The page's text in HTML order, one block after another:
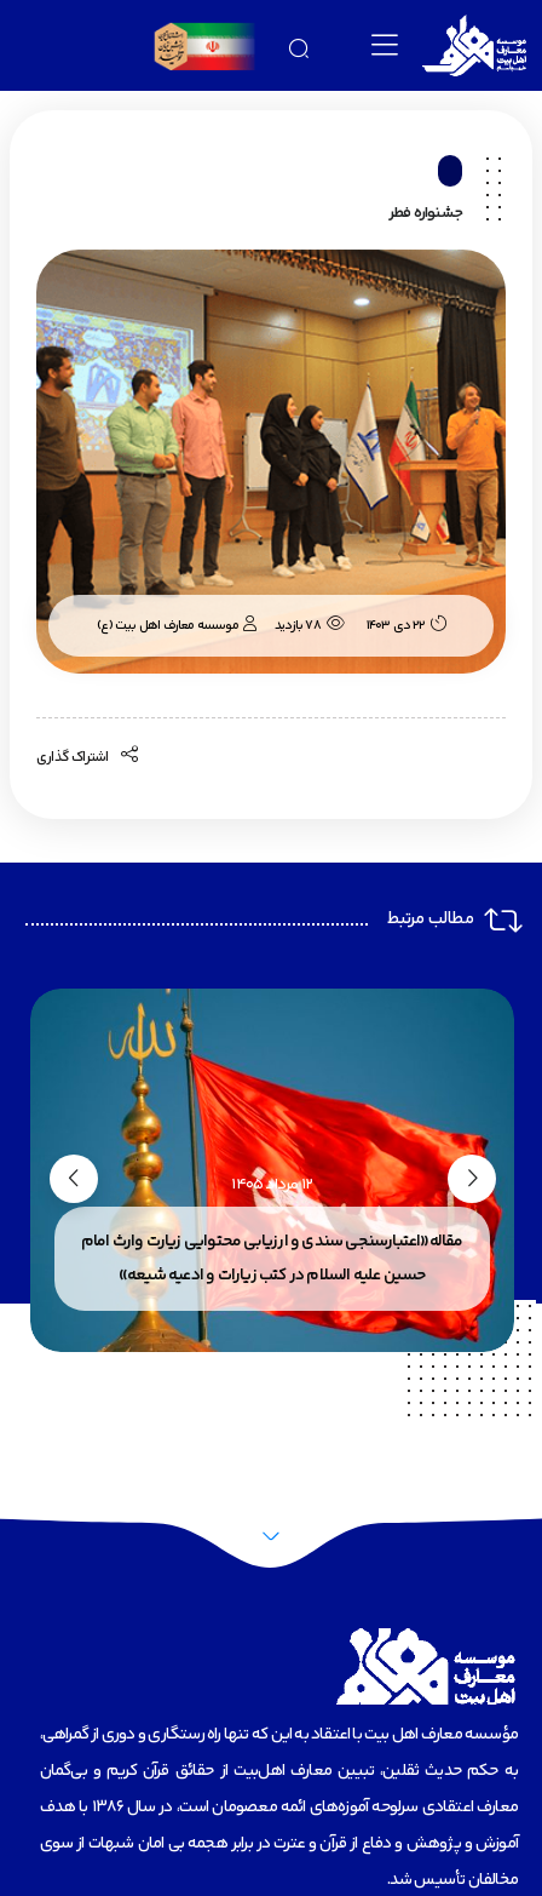
جشنواره فطر
22 دی 1403 78 بازدید موسسه معارف اهل بیت (ع)
اشتراک گذاری
مطالب مرتبط
12 مرداد 1405
مقاله«اعتبارسنجی سندی و ارزیابی محتوایی زیارت وارث امام
حسین علیه السلام در کتب زیارات و ادعیه شیعه»
مؤسسه‌ معارف اهل بیت با اعتقاد به این که تنها راه رستگاری و دوری از گمراهی،
به حکم حدیث ثقلین، تبیین معارف اهل‌بیت از حقائق قرآن کریم و بی‌گمان
معارف اعتقادی سرلوحه آموزه‌های ائمه معصومان است، در سال 1386 با هدف
آموزش و پژوهش و دفاع از قرآن و عترت در برابر هجمه بی امان شبهات از سوی
مخالفان تأسیس شد.